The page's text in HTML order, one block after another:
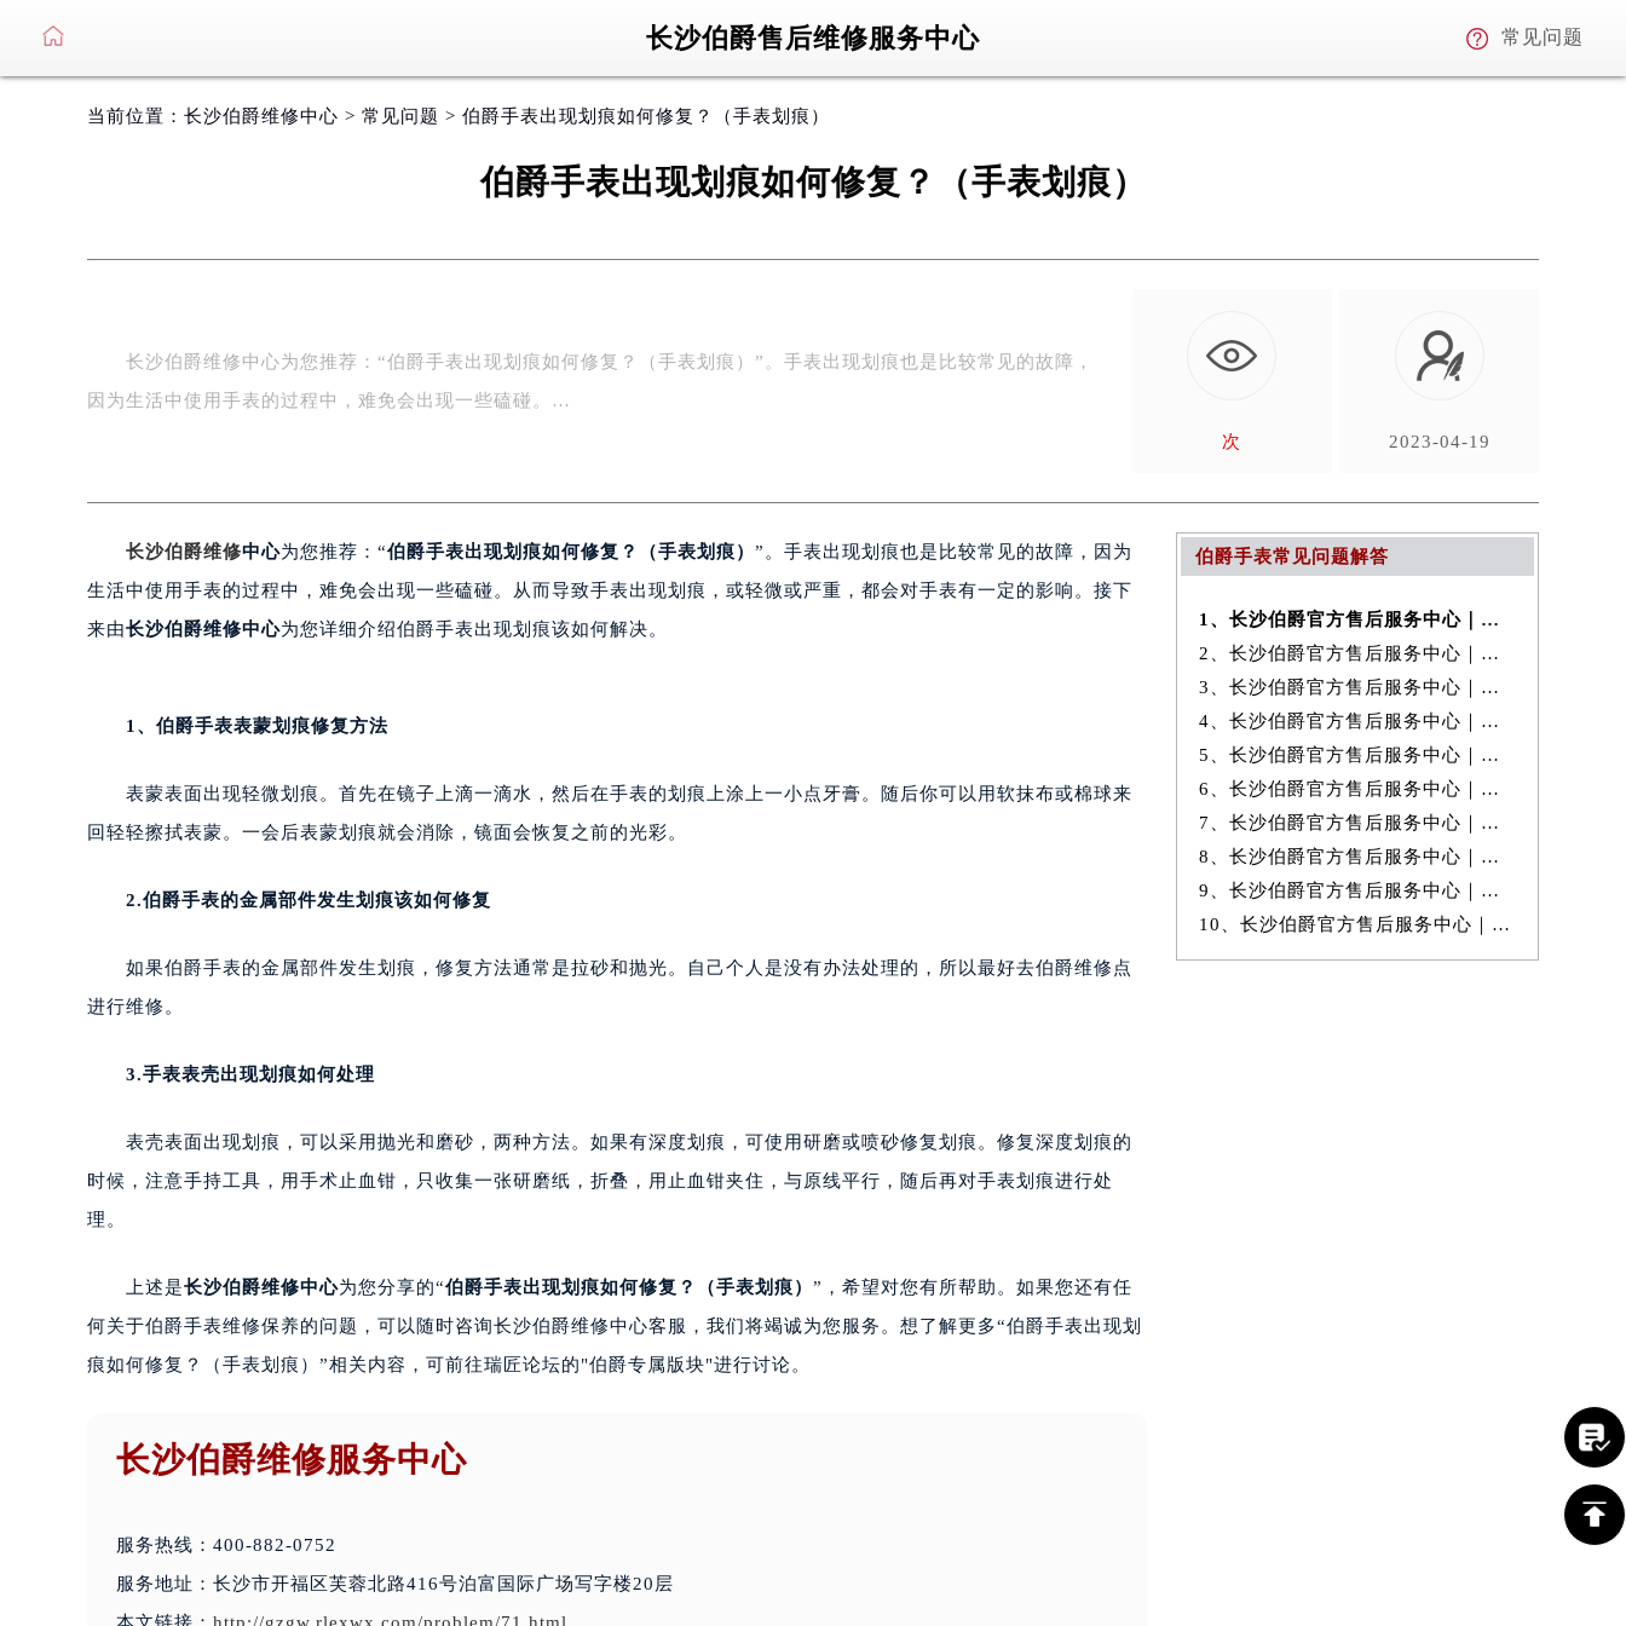
长沙伯爵售后维修服务中心 常见问题
当前位置： 长沙伯爵维修中心 > 常见问题 > 伯爵手表出现划痕如何修复？（手表划痕）
伯爵手表出现划痕如何修复？（手表划痕）
长沙伯爵维修中心为您推荐：“伯爵手表出现划痕如何修复？（手表划痕）”。手表出现划痕也是比较常见的故障，
因为生活中使用手表的过程中，难免会出现一些磕碰。…
次 2023-04-19
长沙伯爵维修中心为您推荐：“伯爵手表出现划痕如何修复？（手表划痕） ”。手表出现划痕也是比较常见的故障，因为
生活中使用手表的过程中，难免会出现一些磕碰。从而导致手表出现划痕，或轻微或严重，都会对手表有一定的影响。接下
来由长沙伯爵维修中心为您详细介绍伯爵手表出现划痕该如何解决。
1、伯爵手表表蒙划痕修复方法
表蒙表面出现轻微划痕。首先在镜子上滴一滴水，然后在手表的划痕上涂上一小点牙膏。随后你可以用软抹布或棉球来
回轻轻擦拭表蒙。一会后表蒙划痕就会消除，镜面会恢复之前的光彩。
2.伯爵手表的金属部件发生划痕该如何修复
如果伯爵手表的金属部件发生划痕，修复方法通常是拉砂和抛光。自己个人是没有办法处理的，所以最好去伯爵维修点
进行维修。
3.手表表壳出现划痕如何处理
表壳表面出现划痕，可以采用抛光和磨砂，两种方法。如果有深度划痕，可使用研磨或喷砂修复划痕。修复深度划痕的
时候，注意手持工具，用手术止血钳，只收集一张研磨纸，折叠，用止血钳夹住，与原线平行，随后再对手表划痕进行处
理。
上述是长沙伯爵维修中心为您分享的“伯爵手表出现划痕如何修复？（手表划痕） ”，希望对您有所帮助。如果您还有任
何关于伯爵手表维修保养的问题，可以随时咨询长沙伯爵维修中心客服，我们将竭诚为您服务。想了解更多“伯爵手表出现划
痕如何修复？（手表划痕）”相关内容，可前往瑞匠论坛的"伯爵专属版块"进行讨论。
长沙伯爵维修服务中心
服务热线：400-882-0752
服务地址：长沙市开福区芙蓉北路416号泊富国际广场写字楼20层
伯爵手表常见问题解答
1、长沙伯爵官方售后服务中心｜服务热线及官方维修地址权威信息公示（20
2、长沙伯爵官方售后服务中心｜全新电话和详细网点地址权威信息公示（20
3、长沙伯爵官方售后服务中心｜详细地址与售后服务电话权威信息公示（20
4、长沙伯爵官方售后服务中心｜完整地址及服务热线权威信息公示（2026年
5、长沙伯爵官方售后服务中心｜全新维修地址和官方电话权威信息公示（20
6、长沙伯爵官方售后服务中心｜网点地址与官方电话权威信息公示（2026年
7、长沙伯爵官方售后服务中心｜最新维修地址及服务电话权威信息公示（20
8、长沙伯爵官方售后服务中心｜地址与客服服务热线权威信息公示（2026年
9、长沙伯爵官方售后服务中心｜完整地址与客服电话权威信息公示（2026年
10、长沙伯爵官方售后服务中心｜最新电话和完整地址权威信息公示（2026年